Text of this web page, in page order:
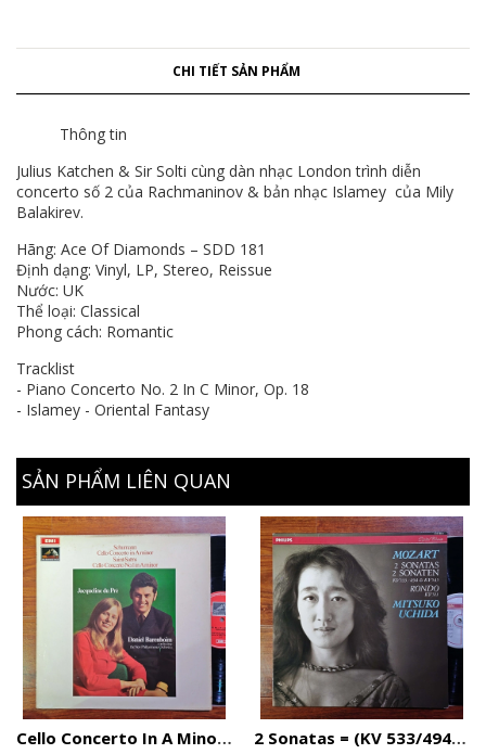
CHI TIẾT SẢN PHẨM
Thông tin
Julius Katchen & Sir Solti cùng dàn nhạc London trình diễn
concerto số 2 của Rachmaninov & bản nhạc Islamey của Mily
Balakirev.
Hãng: Ace Of Diamonds – SDD 181
Định dạng: Vinyl, LP, Stereo, Reissue
Nước: UK
Thể loại: Classical
Phong cách: Romantic
Tracklist
- Piano Concerto No. 2 In C Minor, Op. 18
- Islamey - Oriental Fantasy
SẢN PHẨM LIÊN QUAN
Cello Concerto In A Minor, Cello Concerto No.1 In A Minor 2 Sonatas = (KV 533/494 & KV 545) / Rondo (KV 511)